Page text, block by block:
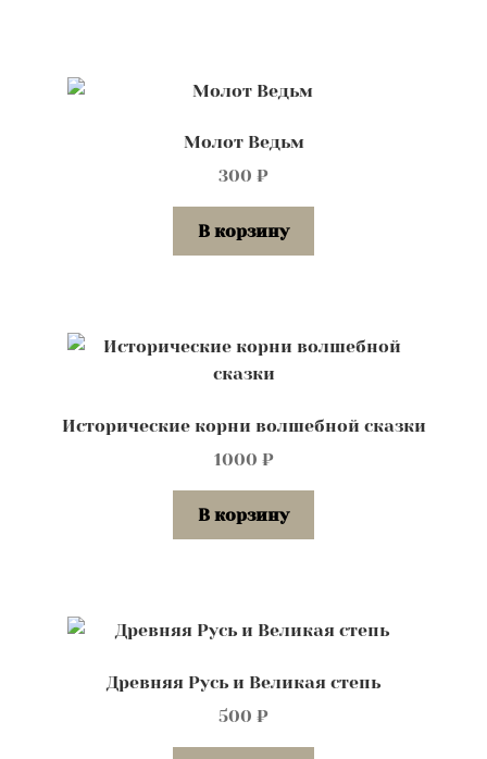
Молот Ведьм
300 ₽
В корзину
Исторические корни волшебной сказки
1000 ₽
В корзину
Древняя Русь и Великая степь
500 ₽